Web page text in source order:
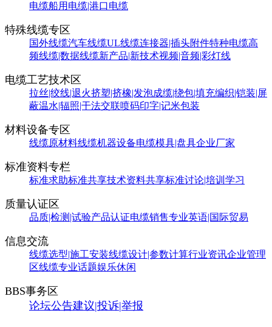
电缆船用电缆|港口电缆
特殊线缆专区
国外线缆汽车线缆UL线缆连接器|插头附件特种电缆高
频线缆|数据线缆新产品|新技术视频|音频|彩灯线
电缆工艺技术区
拉丝|绞线|退火挤塑|挤橡|发泡成缆|绕包|填充编织|铠装|屏
蔽温水|辐照|干法交联喷码印字|记米包装
材料设备专区
线缆原材料线缆机器设备电缆模具|盘具企业厂家
标准资料专栏
标准求助标准共享技术资料共享标准讨论|培训学习
质量认证区
品质|检测|试验产品认证电缆销售专业英语|国际贸易
信息交流
线缆选型|施工安装线缆设计|参数计算行业资讯企业管理
区线缆专业话题娱乐休闲
BBS事务区
论坛公告建议|投诉|举报